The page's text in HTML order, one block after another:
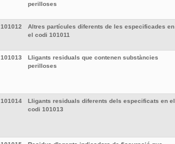
perilloses
101012
Altres partícules diferents de les especificades en
el codi 101011
101013
Lligants residuals que contenen substàncies
perilloses
101014
Lligants residuals diferents dels especificats en el
codi 101013